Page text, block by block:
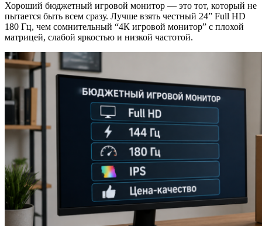
Хороший бюджетный игровой монитор — это тот, который не
пытается быть всем сразу. Лучше взять честный 24” Full HD
180 Гц, чем сомнительный “4К игровой монитор” с плохой
матрицей, слабой яркостью и низкой частотой.